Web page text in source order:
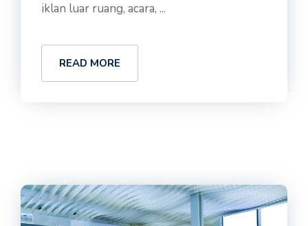
iklan luar ruang, acara, ...
READ MORE